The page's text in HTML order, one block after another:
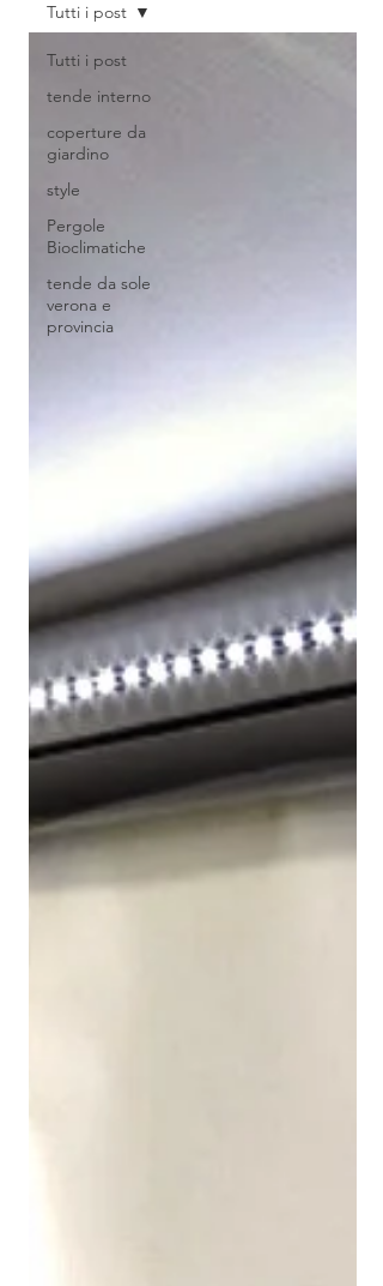
Tutti i post
tende interno
coperture da
giardino
style
Pergole
Bioclimatiche
tende da sole
verona e
provincia
Tutti i post